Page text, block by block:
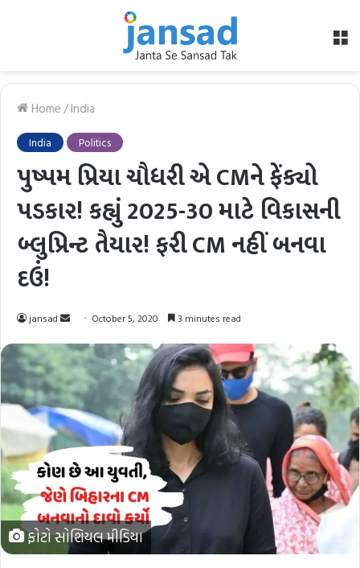
Home/India
India Politics
પુષ્પમ પ્રિયા ચૌધરી એ CMને ફેંક્યો
પડકાર! કહ્યું 2025-30 માટે વિકાસની
બ્લુપ્રિન્ટ તૈયાર! ફરી CM નહીં બનવા
દઉં!
jansad
Send
email
October 5, 2020 3 minutes read
ફોટો સોશિયલ મીડિયા